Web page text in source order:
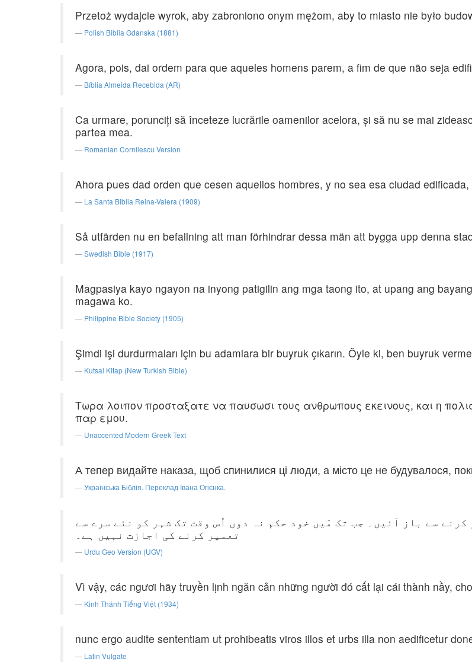
Przetoż wydajcie wyrok, aby zabroniono onym mężom, aby to miasto nie było
Polish Biblia Gdanska (1881)
Agora, pois, dai ordem para que aqueles homens parem, a fim de que não seja
Bíblia Almeida Recebida (AR)
Ca urmare, porunciţi să înceteze lucrările oamenilor acelora, şi să nu se mai
partea mea.
Romanian Cornilescu Version
Ahora pues dad orden que cesen aquellos hombres, y no sea esa ciudad
La Santa Biblia Reina-Valera (1909)
Så utfärden nu en befallning att man förhindrar dessa män att bygga upp denna
Swedish Bible (1917)
Magpasiya kayo ngayon na inyong patigilin ang mga taong ito, at upang ang
magawa ko.
Philippine Bible Society (1905)
Şimdi işi durdurmaları için bu adamlara bir buyruk çıkarın. Öyle ki, ben buyruk
Kutsal Kitap (New Turkish Bible)
Τωρα λοιπον προσταξατε να παυσωσι τους ανθρωπους εκεινους, και η
παρ εμου.
Unaccented Modern Greek Text
А тепер видайте наказа, щоб спинилися ці люди, а місто це не будувалося,
Українська Біблія. Переклад Івана Огієнка.
سے باز آئیں۔ جب تک مَیں خود حکم نہ دوں اُس وقت تک شہر کو نئے سرے سے
تعمیر کرنے کی اجازت نہیں ہے۔
Urdu Geo Version (UGV)
Vì vậy, các ngươi hãy truyền lịnh ngăn cản những người đó cất lại cái thành nầy,
Kinh Thánh Tiếng Việt (1934)
nunc ergo audite sententiam ut prohibeatis viros illos et urbs illa non aedificetur
Latin Vulgate